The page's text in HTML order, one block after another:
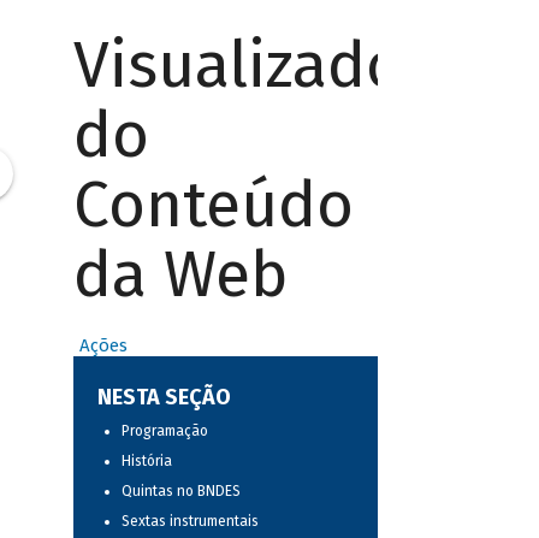
Visualizador
do
Conteúdo
da Web
Ações
NESTA SEÇÃO
Programação
História
Quintas no BNDES
Sextas instrumentais